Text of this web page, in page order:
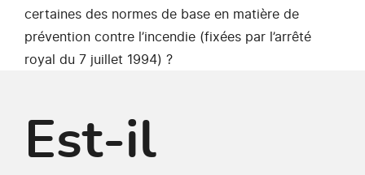
certaines des normes de base en matière de
prévention contre l’incendie (fixées par l’arrêté
royal du 7 juillet 1994) ?
Est-il